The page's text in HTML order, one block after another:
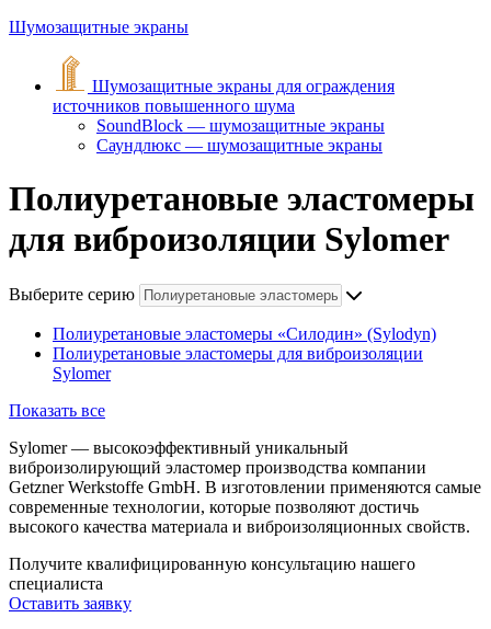
Шумозащитные экраны
Шумозащитные экраны для ограждения
источников повышенного шума
SoundBlock — шумозащитные экраны
Саундлюкс — шумозащитные экраны
Полиуретановые эластомеры
для виброизоляции Sylomer
Выберите серию
Полиуретановые эластомеры «Силодин» (Sylodyn)
Полиуретановые эластомеры для виброизоляции
Sylomer
Показать все
Sylomer — высокоэффективный уникальный
виброизолирующий эластомер производства компании
Getzner Werkstoffe GmbH. В изготовлении применяются самые
современные технологии, которые позволяют достичь
высокого качества материала и виброизоляционных свойств.
Получите квалифицированную консультацию нашего
специалиста
Оставить заявку